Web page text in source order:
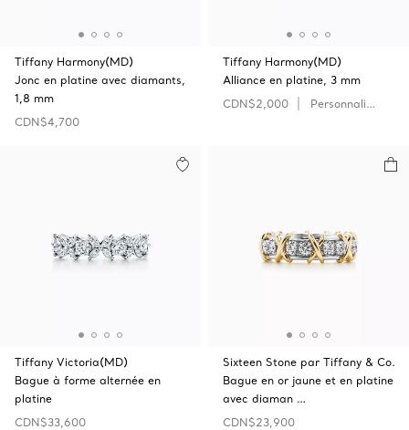
Tiffany Harmony(MD)
Jonc en platine avec diamants,
1,8 mm
CDN$4,700
Tiffany Harmony(MD)
Alliance en platine, 3 mm
CDN$2,000
Personnaliser
Tiffany Victoria(MD)
Bague à forme alternée en
platine
CDN$33,600
Sixteen Stone par Tiffany & Co.
Bague en or jaune et en platine
avec diaman …
CDN$23,900